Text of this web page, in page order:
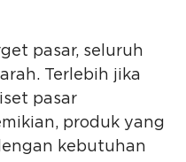
pasar, seluruh
Terlebih jika
pasar
produk yang
kebutuhan